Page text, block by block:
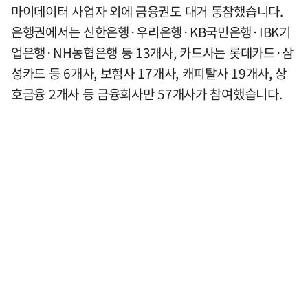
마이데이터 사업자 외에 금융권도 대거 동참했습니다.
은행권에서는 신한은행·우리은행·KB국민은행·IBK기
업은행·NH농협은행 등 13개사, 카드사는 롯데카드·삼
성카드 등 6개사, 보험사 17개사, 캐피탈사 19개사, 상
호금융 2개사 등 금융회사만 57개사가 참여했습니다.